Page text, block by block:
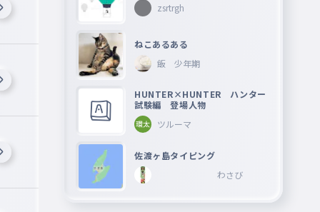
zsrtrgh
ねこあるある
飯 少年期
HUNTER×HUNTER ハンター
試験編 登場人物
ツルーマ
佐渡ヶ島タイピング
わさび